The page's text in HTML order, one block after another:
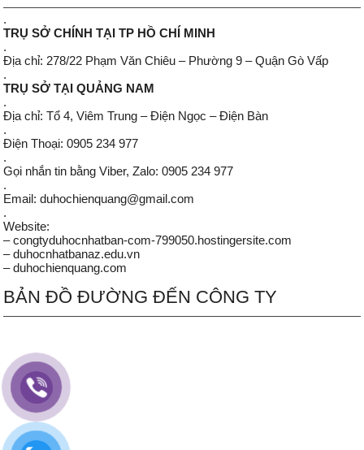
.
TRỤ SỞ CHÍNH TẠI TP HỒ CHÍ MINH
.
Địa chỉ: 278/22 Phạm Văn Chiêu – Phường 9 – Quận Gò Vấp
.
TRỤ SỞ TẠI QUẢNG NAM
.
Địa chỉ: Tổ 4, Viêm Trung – Điện Ngọc – Điện Bàn
.
Điện Thoại: 0905 234 977
.
Gọi nhắn tin bằng Viber, Zalo: 0905 234 977
.
Email: duhochienquang@gmail.com
.
Website:
– congtyduhocnhatban-com-799050.hostingersite.com
– duhocnhatbanaz.edu.vn
– duhochienquang.com
BẢN ĐỒ ĐƯỜNG ĐẾN CÔNG TY